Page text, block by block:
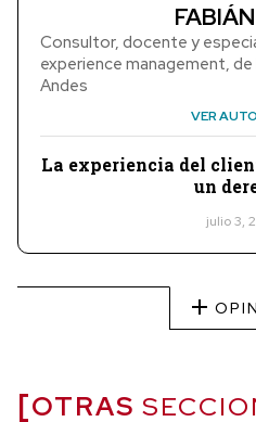
Consultor, docente y
experience management,
Andes
VER
La experiencia del
un
julio 3,
OTRAS